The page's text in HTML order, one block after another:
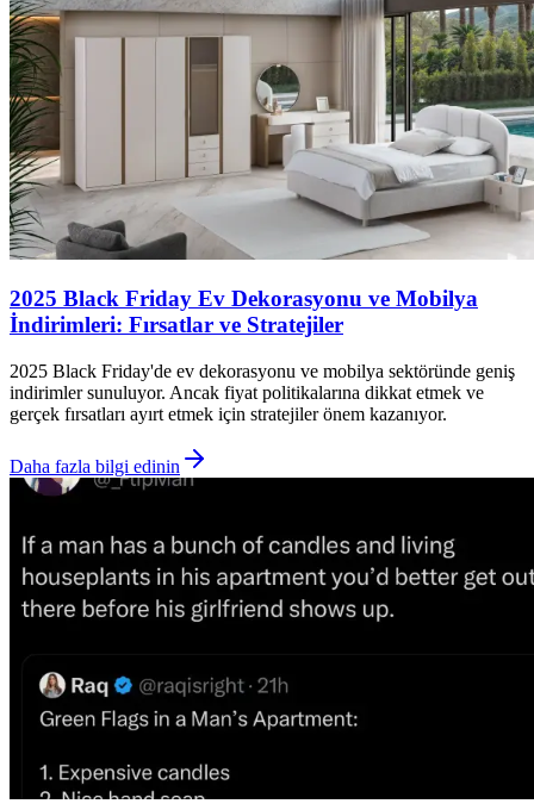
2025 Black Friday Ev Dekorasyonu ve Mobilya
İndirimleri: Fırsatlar ve Stratejiler
2025 Black Friday'de ev dekorasyonu ve mobilya sektöründe geniş
indirimler sunuluyor. Ancak fiyat politikalarına dikkat etmek ve
gerçek fırsatları ayırt etmek için stratejiler önem kazanıyor.
Daha fazla bilgi edinin